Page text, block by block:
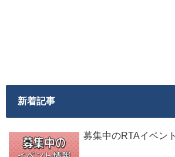
新着記事
募集中のRTAイベン